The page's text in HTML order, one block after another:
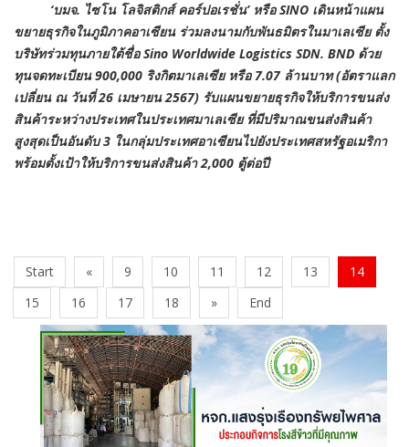
‘บมจ. ไซโน โลจิสติกส์ คอร์ปอเรชั่น’ หรือSINO เดินหน้าแผน
ขยายธุรกิจในภูมิภาคอาเซียน ร่วมลงนามกับพันธมิตรในมาเลเซีย ตั้ง
บริษัทร่วมทุนภายใต้ชื่อ Sino Worldwide Logistics SDN. BND ด้วย
ทุนจดทะเบียน 900,000 ริงกิตมาเลเซีย หรือ 7.07 ล้านบาท (อัตราแลก
เปลี่ยน ณ วันที่ 26 เมษายน 2567) รับแผนขยายธุรกิจให้บริการขนส่ง
สินค้าระหว่างประเทศในประเทศมาเลเซีย ที่มีปริมาณขนส่งสินค้า
สูงสุดเป็นอันดับ 3 ในกลุ่มประเทศอาเซียนไปยังประเทศสหรัฐอเมริกา
พร้อมตั้งเป้าให้บริการขนส่งสินค้า 2,000 ตู้ต่อปี
Start « 9 10 11 12 13
14
15
16 17 18 » End